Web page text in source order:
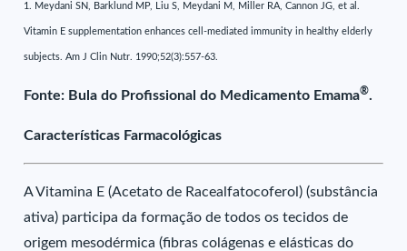
1. Meydani SN, Barklund MP, Liu S, Meydani M, Miller RA, Cannon JG, et al.
Vitamin E supplementation enhances cell-mediated immunity in healthy elderly
subjects. Am J Clin Nutr. 1990;52(3):557-63.
Fonte: Bula do Profissional do Medicamento Emama®.
Características Farmacológicas
A Vitamina E (Acetato de Racealfatocoferol) (substância
ativa) participa da formação de todos os tecidos de
origem mesodérmica (fibras colágenas e elásticas do